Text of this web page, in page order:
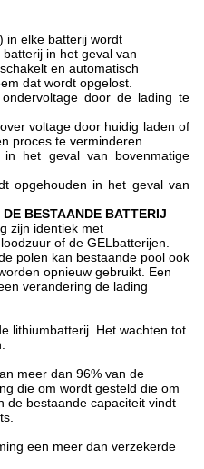
in elke batterij wordt
in het geval van
en automatisch
dat wordt opgelost.
door de lading te
voltage door huidig laden of
proces te verminderen.
het geval van bovenmatige
opgehouden in het geval van
BESTAANDE BATTERIJ
zijn identiek met
of de GELbatterijen.
polen kan bestaande pool ook
opnieuw gebruikt. Een
verandering de lading
lithiumbatterij. Het wachten tot
meer dan 96% van de
die om wordt gesteld die om
de bestaande capaciteit vindt
een meer dan verzekerde